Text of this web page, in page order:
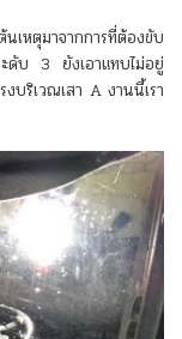
หตุมาจากการที่ต้องขับ
ดับ 3 ยังเอาแทบไม่อยู่
บริเวณเสา A งานนี้เรา